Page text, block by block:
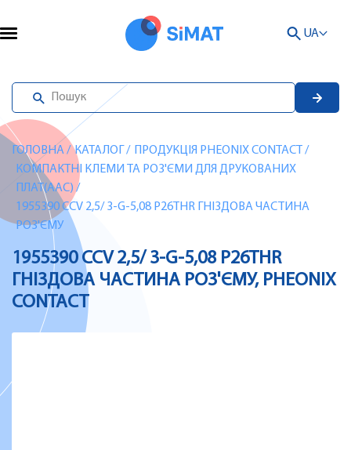
UA
ГОЛОВНА/ КАТАЛОГ / ПРОДУКЦІЯ PHEONIX CONTACT /
КОМПАКТНІ КЛЕМИ ТА РОЗ'ЄМИ ДЛЯ ДРУКОВАНИХ
ПЛАТ(AAC) /
1955390 CCV 2,5/ 3-G-5,08 P26THR ГНІЗДОВА ЧАСТИНА
РОЗ'ЄМУ
1955390 CCV 2,5/ 3-G-5,08 P26THR
ГНІЗДОВА ЧАСТИНА РОЗ'ЄМУ, PHEONIX
CONTACT